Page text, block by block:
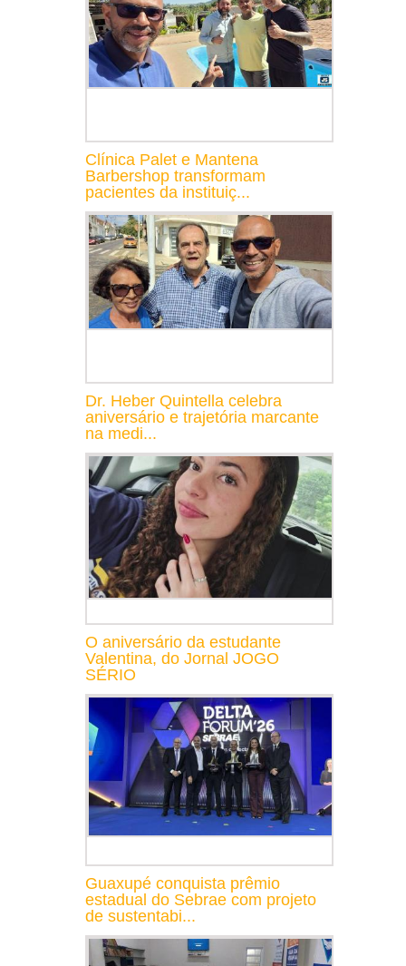
Clínica Palet e Mantena
Barbershop transformam
pacientes da instituiç...
Dr. Heber Quintella celebra
aniversário e trajetória marcante
na medi...
O aniversário da estudante
Valentina, do Jornal JOGO
SÉRIO
Guaxupé conquista prêmio
estadual do Sebrae com projeto
de sustentabi...